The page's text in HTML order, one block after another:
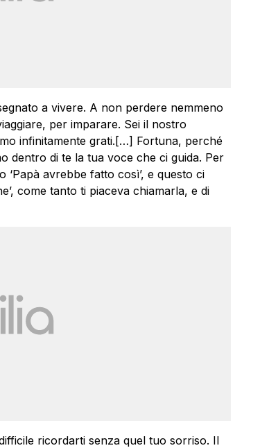
a vivere. A non perdere nemmeno
per imparare. Sei il nostro
infinitamente grati.[…] Fortuna, perché
dentro di te la tua voce che ci guida. Per
avrebbe fatto così’, e questo ci
come tanto ti piaceva chiamarla, e di
ricordarti senza quel tuo sorriso. Il